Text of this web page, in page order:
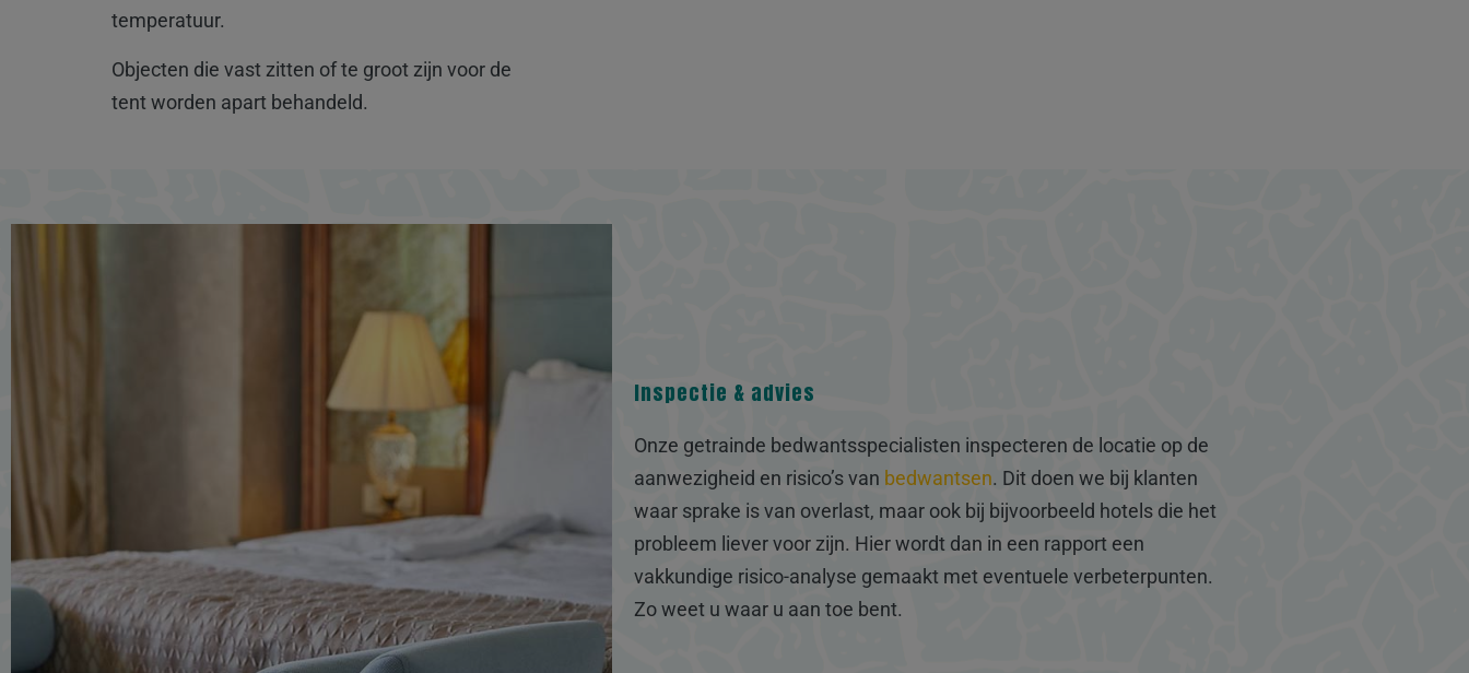
temperatuur.
Objecten die vast zitten of te groot zijn voor de
tent worden apart behandeld.
Inspectie & advies
Onze getrainde bedwantsspecialisten inspecteren de locatie op de
aanwezigheid en risico’s van bedwantsen. Dit doen we bij klanten
waar sprake is van overlast, maar ook bij bijvoorbeeld hotels die het
probleem liever voor zijn. Hier wordt dan in een rapport een
vakkundige risico-analyse gemaakt met eventuele verbeterpunten.
Zo weet u waar u aan toe bent.